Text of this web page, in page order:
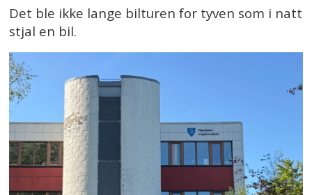
Det ble ikke lange bilturen for tyven som i natt
stjal en bil.